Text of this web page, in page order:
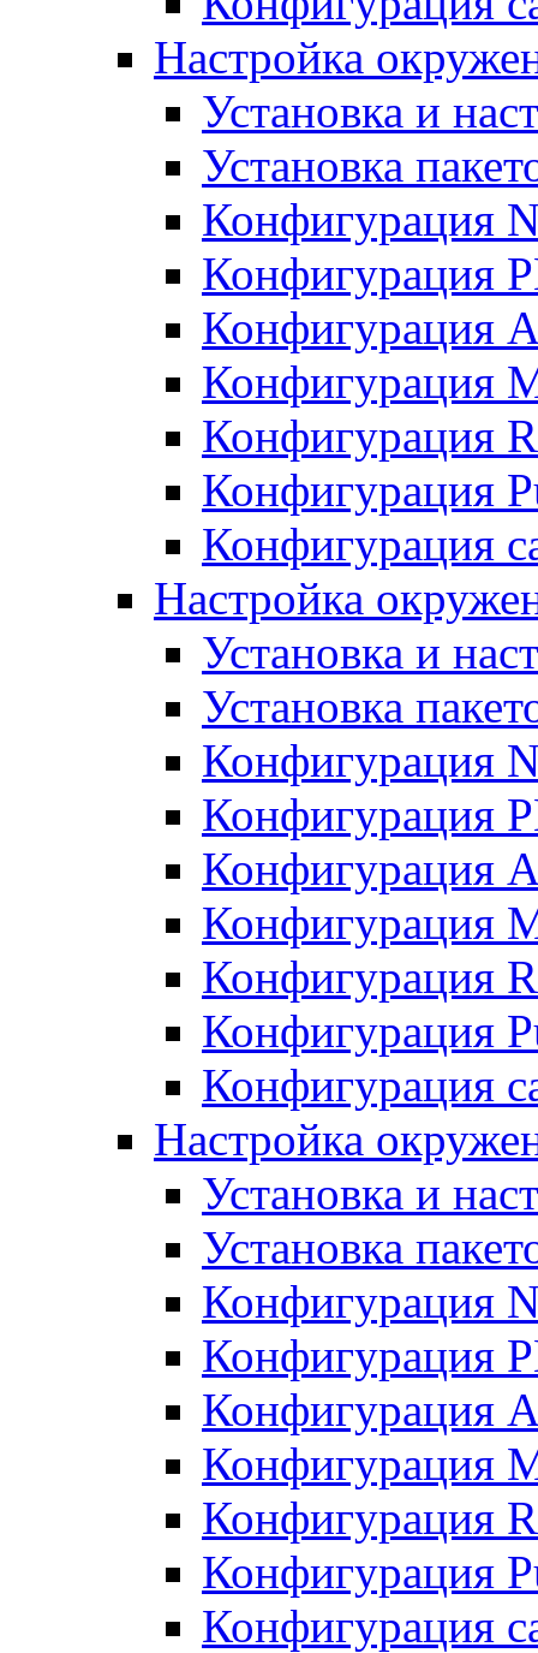
Настройка
Установка и
Установка
Конфигурация
Конфигурация
Конфигурация
Конфигурация
Конфигурация
Конфигурация
Конфигурация
Настройка
Установка и
Установка
Конфигурация
Конфигурация
Конфигурация
Конфигурация
Конфигурация
Конфигурация
Конфигурация
Настройка
Установка и
Установка
Конфигурация
Конфигурация
Конфигурация
Конфигурация
Конфигурация
Конфигурация
Конфигурация